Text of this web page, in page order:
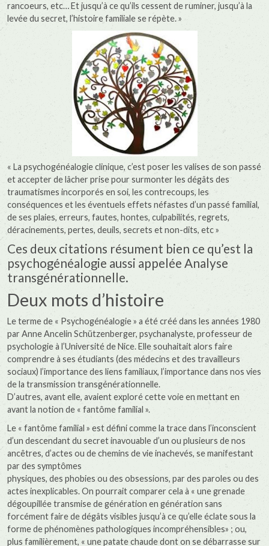
rancoeurs, etc… Et jusqu’à ce qu’ils cessent de ruminer, jusqu’à la
levée du secret, l’histoire familiale se répète. »
« La psychogénéalogie clinique, c’est poser les valises de son passé
et accepter de lâcher prise pour surmonter les dégâts des
traumatismes incorporés en soi, les contrecoups, les
conséquences et les éventuels effets néfastes d’un passé familial,
de ses plaies, erreurs, fautes, hontes, culpabilités, regrets,
déracinements, pertes, deuils, secrets et non-dits, etc »
Ces deux citations résument bien ce qu’est la
psychogénéalogie aussi appelée Analyse
transgénérationnelle.
Deux mots d’histoire
Le terme de « Psychogénéalogie » a été créé dans les années 1980
par Anne Ancelin Schützenberger, psychanalyste, professeur de
psychologie à l’Université de Nice. Elle souhaitait alors faire
comprendre à ses étudiants (des médecins et des travailleurs
sociaux) l’importance des liens familiaux, l’importance dans nos vies
de la transmission transgénérationnelle.
D’autres, avant elle, avaient exploré cette voie en mettant en
avant la notion de « fantôme familial ».
Le « fantôme familial » est défini comme la trace dans l’inconscient
d’un descendant du secret inavouable d’un ou plusieurs de nos
ancêtres, d’actes ou de chemins de vie inachevés, se manifestant
par des symptômes
physiques, des phobies ou des obsessions, par des paroles ou des
actes inexplicables. On pourrait comparer cela à « une grenade
dégoupillée transmise de génération en génération sans
forcément faire de dégâts visibles jusqu’à ce qu’elle éclate sous la
forme de phénomènes pathologiques incompréhensibles» ; ou,
plus familièrement, « une patate chaude dont on se débarrasse sur